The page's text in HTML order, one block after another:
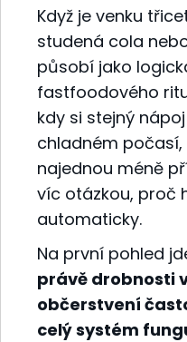
Když je venku
studená cola
působí jako
fastfoodového
kdy si stejný
chladném
najednou méně
víc otázkou, proč
automaticky.
Na první pohled
právě drobnosti
občerstvení
celý systém